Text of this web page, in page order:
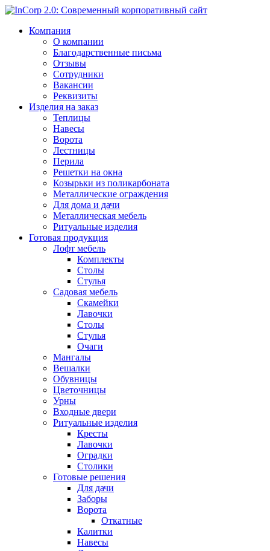
Компания
О компании
Благодарственные письма
Отзывы
Сотрудники
Вакансии
Реквизиты
Изделия на заказ
Теплицы
Навесы
Ворота
Лестницы
Перила
Решетки на окна
Козырьки из поликарбоната
Металлические ограждения
Для дома и дачи
Металлическая мебель
Ритуальные изделия
Готовая продукция
Лофт мебель
Комплекты
Столы
Стулья
Садовая мебель
Скамейки
Лавочки
Столы
Стулья
Очаги
Мангалы
Вешалки
Обувницы
Цветочницы
Урны
Входные двери
Ритуальные изделия
Кресты
Лавочки
Оградки
Столики
Готовые решения
Для дачи
Заборы
Ворота
Откатные
Калитки
Навесы